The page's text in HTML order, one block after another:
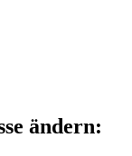
ändern: